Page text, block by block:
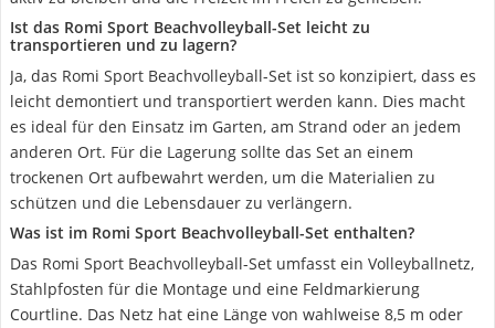
Ist das Romi Sport Beachvolleyball-Set leicht zu
transportieren und zu lagern?
Ja, das Romi Sport Beachvolleyball-Set ist so konzipiert, dass es
leicht demontiert und transportiert werden kann. Dies macht
es ideal für den Einsatz im Garten, am Strand oder an jedem
anderen Ort. Für die Lagerung sollte das Set an einem
trockenen Ort aufbewahrt werden, um die Materialien zu
schützen und die Lebensdauer zu verlängern.
Was ist im Romi Sport Beachvolleyball-Set enthalten?
Das Romi Sport Beachvolleyball-Set umfasst ein Volleyballnetz,
Stahlpfosten für die Montage und eine Feldmarkierung
Courtline. Das Netz hat eine Länge von wahlweise 8,5 m oder